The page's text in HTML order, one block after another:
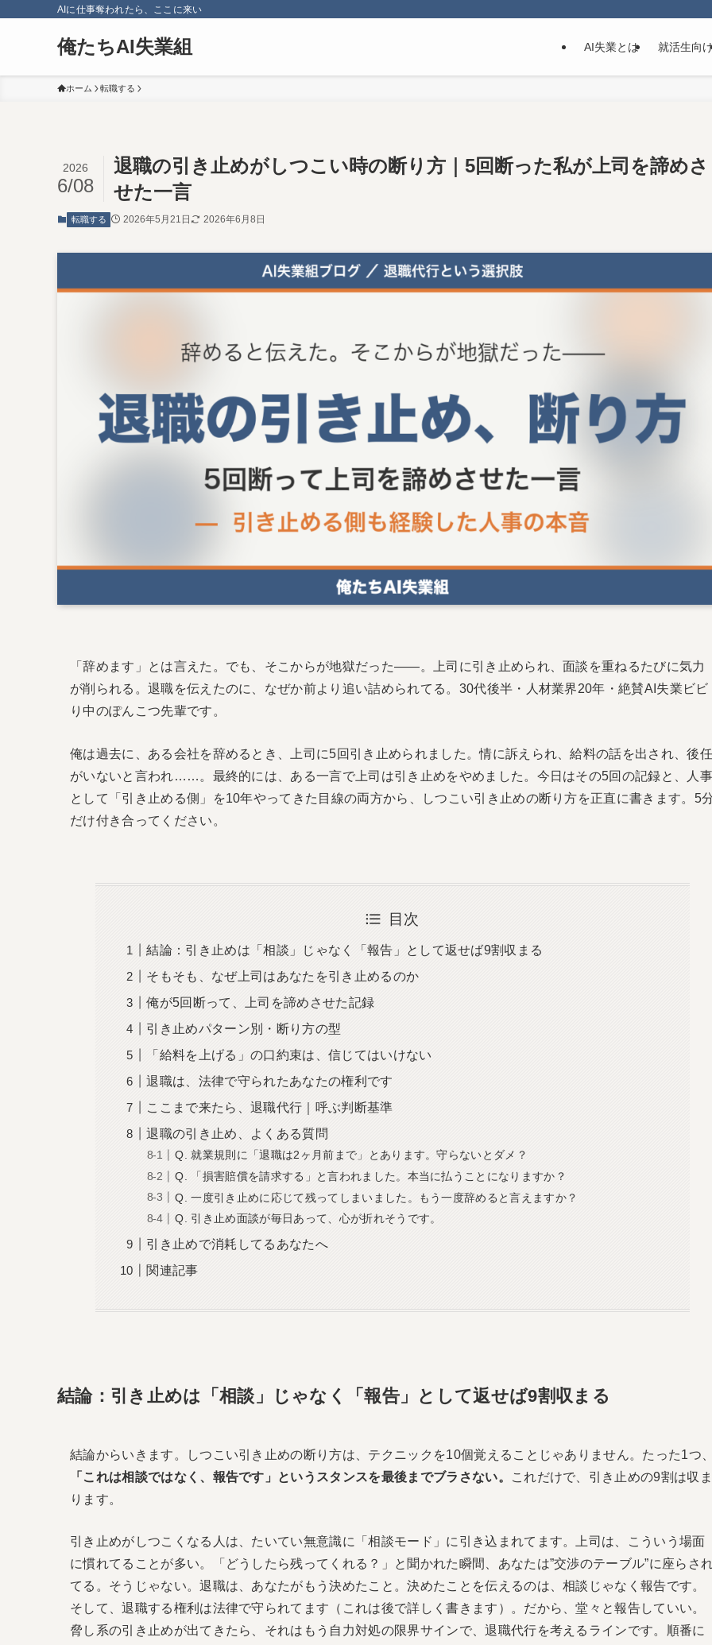
AIに仕事奪われたら、ここに来い
俺たちAI失業組 AI失業とは 就活生向
ホーム 転職する
退職の引き止めがしつこい時の断り方｜5回断った私が上司を諦めさ
せた一言
2026
6/08
転職する 2026年5月21日 2026年6月8日
「辞めます」とは言えた。でも、そこからが地獄だった——。上司に引き止められ、面談を重ねるたびに気力
が削られる。退職を伝えたのに、なぜか前より追い詰められてる。30代後半・人材業界20年・絶賛AI失業ビビ
り中のぽんこつ先輩です。
俺は過去に、ある会社を辞めるとき、上司に5回引き止められました。情に訴えられ、給料の話を出され、後
がいないと言われ……。最終的には、ある一言で上司は引き止めをやめました。今日はその5回の記録と、人
として「引き止める側」を10年やってきた目線の両方から、しつこい引き止めの断り方を正直に書きます。5
だけ付き合ってください。
目次
結論：引き止めは「相談」じゃなく「報告」として返せば9割収まる
そもそも、なぜ上司はあなたを引き止めるのか
俺が5回断って、上司を諦めさせた記録
引き止めパターン別・断り方の型
「給料を上げる」の口約束は、信じてはいけない
退職は、法律で守られたあなたの権利です
ここまで来たら、退職代行｜呼ぶ判断基準
退職の引き止め、よくある質問
Q. 就業規則に「退職は2ヶ月前まで」とあります。守らないとダメ？
Q. 「損害賠償を請求する」と言われました。本当に払うことになりますか？
Q. 一度引き止めに応じて残ってしまいました。もう一度辞めると言えますか？
Q. 引き止め面談が毎日あって、心が折れそうです。
引き止めで消耗してるあなたへ
関連記事
結論：引き止めは「相談」じゃなく「報告」として返せば9割収まる
結論からいきます。しつこい引き止めの断り方は、テクニックを10個覚えることじゃありません。たった1つ
「これは相談ではなく、報告です」というスタンスを最後までブラさない。
これだけで、引き止めの9割は収
ります。
引き止めがしつこくなる人は、たいてい無意識に「相談モード」に引き込まれてます。上司は、こういう場面
に慣れてることが多い。「どうしたら残ってくれる？」と聞かれた瞬間、あなたは”交渉のテーブル”に座らさ
てる。そうじゃない。退職は、あなたがもう決めたこと。決めたことを伝えるのは、相談じゃなく報告です。
そして、退職する権利は法律で守られてます（これは後で詳しく書きます）。だから、堂々と報告していい。
脅し系の引き止めが出てきたら、それはもう自力対処の限界サインで、退職代行を考えるラインです。順番に